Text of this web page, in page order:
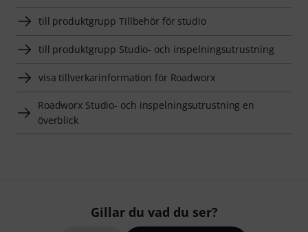
till produktgrupp Tillbehör för studio
till produktgrupp Studio- och inspelningsutrustning
visa tillverkarinformation för Roadworx
Roadworx Studio- och inspelningsutrustning en
överblick
Gillar du vad du ser?